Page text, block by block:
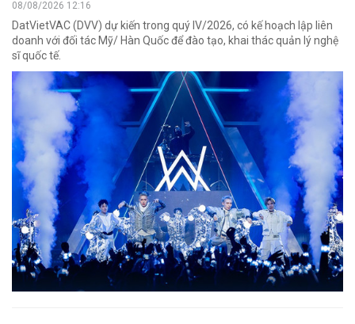
08/08/2026 12:16
DatVietVAC (DVV) dự kiến trong quý IV/2026, có kế hoạch lập liên
doanh với đối tác Mỹ/ Hàn Quốc để đào tạo, khai thác quản lý nghệ
sĩ quốc tế.